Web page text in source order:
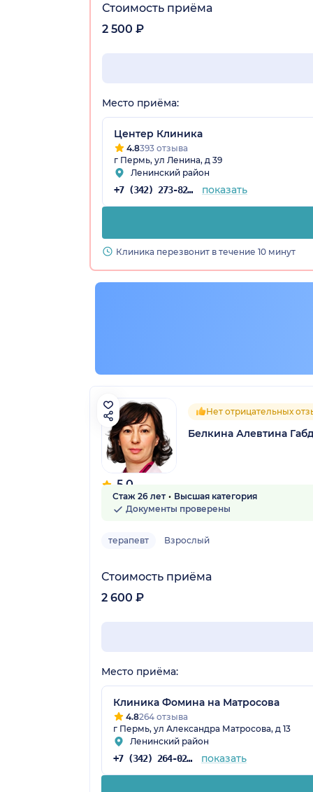
Стоимость приёма
2 500 ₽
Место приёма:
Центер Клиника
4.8393 отзыва
г Пермь, ул Ленина, д 39
Ленинский район
+7 (342) 273-82-16 показать
Клиника перезвонит в течение 10 минут
5.0
8 отзывов
Нет отрицательных
Белкина Алевтина
Стаж 26 лет
Высшая категория
Документы проверены
терапевт Взрослый
Стоимость приёма
2 600 ₽
Место приёма:
Клиника Фомина на Матросова
4.8264 отзыва
г Пермь, ул Александра Матросова, д 13
Ленинский район
+7 (342) 264-02-90 показать